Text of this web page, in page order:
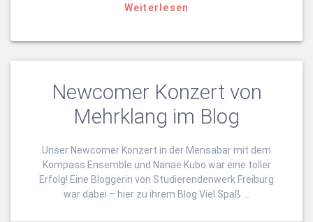
Weiterlesen
Newcomer Konzert von
Mehrklang im Blog
Unser Newcomer Konzert in der Mensabar mit dem
Kompass Ensemble und Nanae Kubo war eine toller
Erfolg! Eine Bloggerin von Studierendenwerk Freiburg
war dabei – hier zu ihrem Blog Viel Spaß …